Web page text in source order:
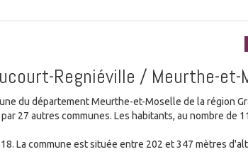
Regniéville / Meurthe-et-
du département Meurthe-et-Moselle de la région
27 autres communes. Les habitants, au nombre de
La commune est située entre 202 et 347 mètres